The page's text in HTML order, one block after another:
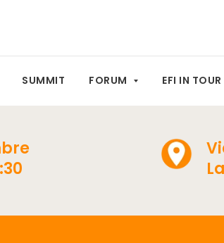
SUMMIT FORUM EFI IN TOUR